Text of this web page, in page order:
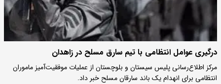
درگیری عوامل انتظامی با تیم سارق مسلح در زاهدان
مرکز اطلاع‌رسانی پلیس سیستان و بلوچستان از عملیات موفقیت‌آمیز ماموران
انتظامی برای انهدام یک باند سارقان مسلح خبر داد.